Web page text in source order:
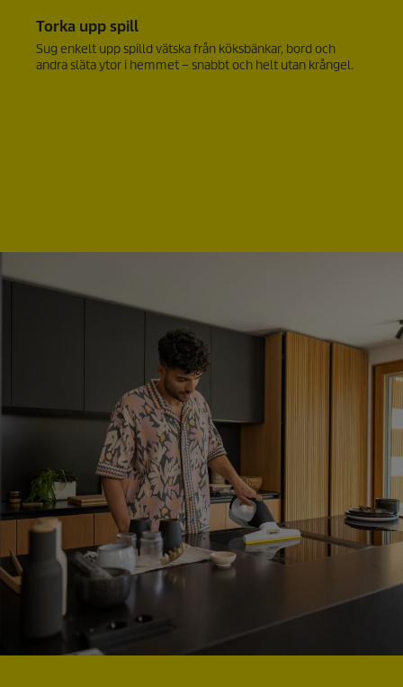
Torka upp spill
Sug enkelt upp spilld vätska från köksbänkar, bord och
andra släta ytor i hemmet – snabbt och helt utan krångel.